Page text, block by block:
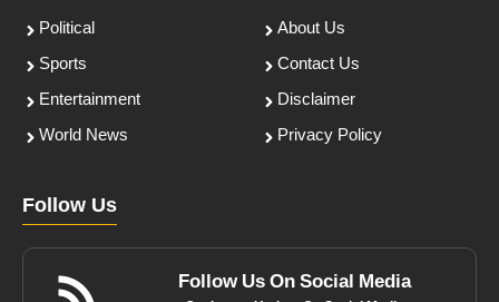
Political
Sports
Entertainment
World News
About Us
Contact Us
Disclaimer
Privacy Policy
Follow Us
Follow Us On Social Media